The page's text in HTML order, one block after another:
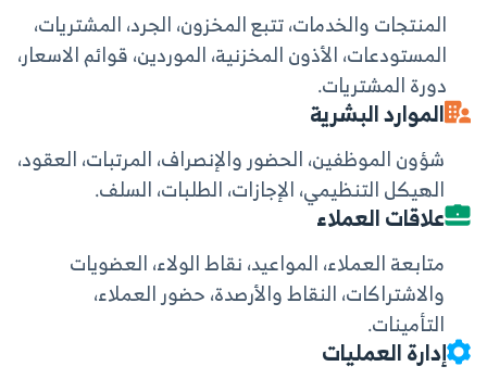
المنتجات والخدمات،تتبع المخزون،الجرد،المشتريات،
المستودعات،الأذون المخزنية،الموردين،قوائم الاسعار،
دورة المشتريات.
الموارد البشرية
شؤون الموظفين،الحضور والإنصراف،المرتبات،العقود،
الهيكل التنظيمي،الإجازات،الطلبات،السلف.
علاقات العملاء
متابعة العملاء،المواعيد،نقاط الولاء،العضويات
والاشتراكات،النقاط والأرصدة،حضور العملاء،
التأمينات.
إدارة العمليات